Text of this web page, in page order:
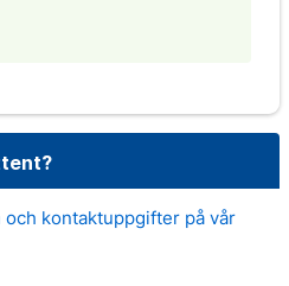
kontaktuppgifter på vår